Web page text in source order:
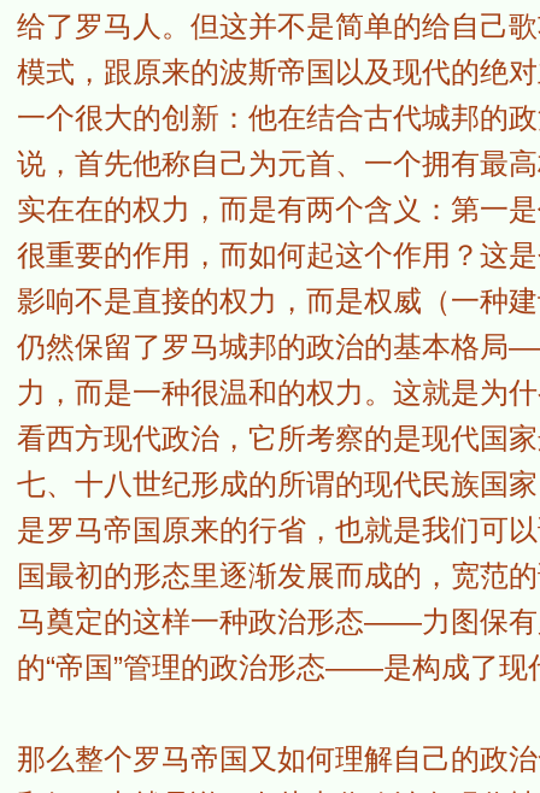
给了罗马人。但这并不是简单的给自己
模式，跟原来的波斯帝国以及现代的绝
一个很大的创新：他在结合古代城邦的
说，首先他称自己为元首、一个拥有最
实在在的权力，而是有两个含义：第一
很重要的作用，而如何起这个作用？这
影响不是直接的权力，而是权威（一种
仍然保留了罗马城邦的政治的基本格局
力，而是一种很温和的权力。这就是为
看西方现代政治，它所考察的是现代国
七、十八世纪形成的所谓的现代民族国
是罗马帝国原来的行省，也就是我们可
国最初的形态里逐渐发展而成的，宽范
马奠定的这样一种政治形态——力图保
的“帝国”管理的政治形态——是构成了现
那么整个罗马帝国又如何理解自己的政